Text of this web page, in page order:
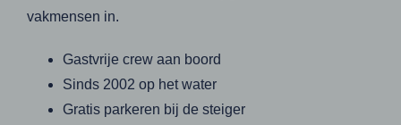
vakmensen in.
Gastvrije crew aan boord
Sinds 2002 op het water
Gratis parkeren bij de steiger